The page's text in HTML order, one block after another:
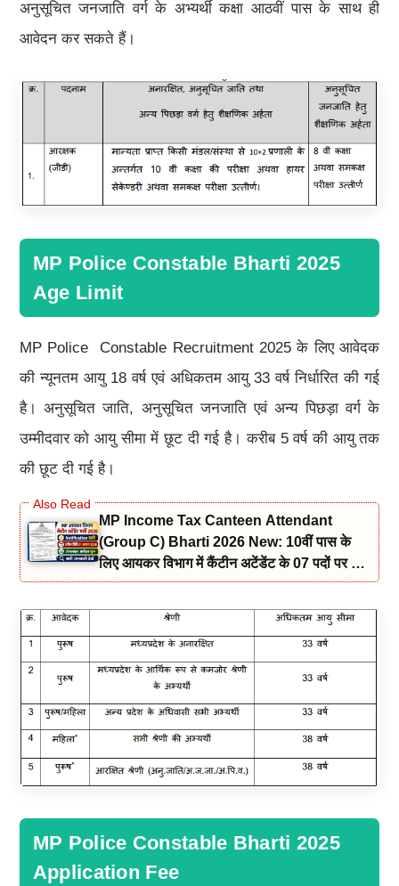
अनुसूचित जनजाति वर्ग के अभ्यर्थी कक्षा आठवीं पास के साथ ही
आवेदन कर सकते हैं।
MP Police Constable Bharti 2025
Age Limit
MP Police Constable Recruitment 2025 के लिए आवेदक
की न्यूनतम आयु 18 वर्ष एवं अधिकतम आयु 33 वर्ष निर्धारित की गई
है। अनुसूचित जाति, अनुसूचित जनजाति एवं अन्य पिछड़ा वर्ग के
उम्मीदवार को आयु सीमा में छूट दी गई है। करीब 5 वर्ष की आयु तक
की छूट दी गई है।
MP Income Tax Canteen Attendant
(Group C) Bharti 2026 New: 10वीं पास के
लिए आयकर विभाग में कैंटीन अटेंडेंट के 07 पदों पर भर्ती
नोटिफिकेशन और आवेदन जारी
MP Police Constable Bharti 2025
Application Fee